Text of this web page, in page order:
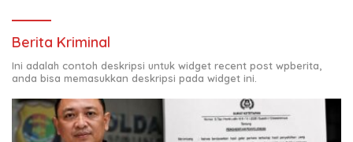
Berita Kriminal
Ini adalah contoh deskripsi untuk widget recent post wpberita,
anda bisa memasukkan deskripsi pada widget ini.